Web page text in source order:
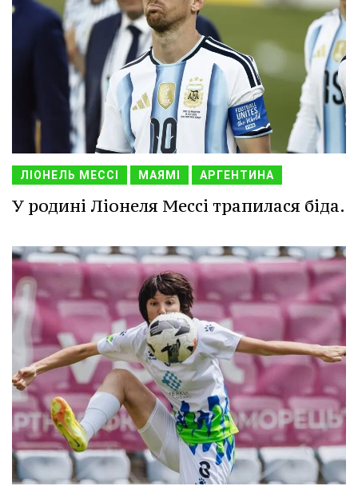
ЛІОНЕЛЬ МЕССІ МАЯМІ АРГЕНТИНА
У родині Ліонеля Мессі трапилася біда.